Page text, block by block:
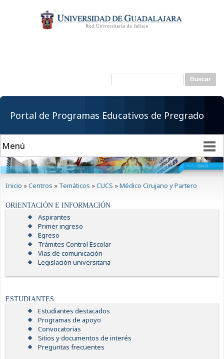
contenido
principal
Formulario de
Buscar
Portal de Programas Educativos de Pregrado
Inicio »Centros » Temáticos »CUCS »Médico Cirujano y Partero
ORIENTACIÓN E INFORMACIÓN
Aspirantes
Primer ingreso
Egreso
Trámites Control Escolar
Vías de comunicación
Legislación universitaria
ESTUDIANTES
Estudiantes destacados
Programas de apoyo
Convocatorias
Sitios y documentos de interés
Preguntas frecuentes